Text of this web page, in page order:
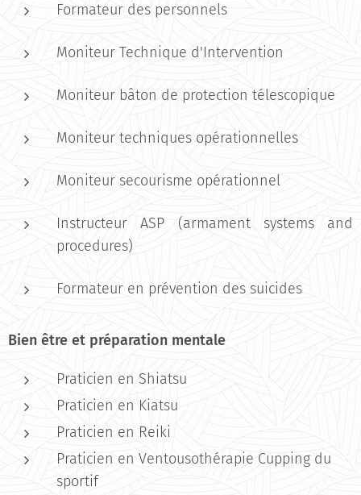
Formateur des personnels
Moniteur Technique d'Intervention
Moniteur bâton de protection télescopique
Moniteur techniques opérationnelles
Moniteur secourisme opérationnel
Instructeur ASP (armament systems and
procedures)
Formateur en prévention des suicides
Bien être et préparation mentale
Praticien en Shiatsu
Praticien en Kiatsu
Praticien en Reiki
Praticien en Ventousothérapie Cupping du
sportif